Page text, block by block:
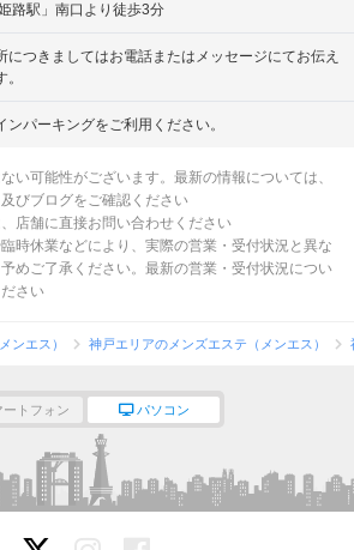
路駅」南口より徒歩3分
につきましてはお電話またはメッセージにてお伝え
ンパーキングをご利用ください。
い可能性がございます。最新の情報については、
びブログをご確認ください
店舗に直接お問い合わせください
時休業などにより、実際の営業・受付状況と異な
めご了承ください。最新の営業・受付状況につい
さい
ンエス） 神戸エリアのメンズエステ（メンエス）
ートフォン パソコン